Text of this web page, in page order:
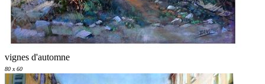
vignes d'automne
80 x 60